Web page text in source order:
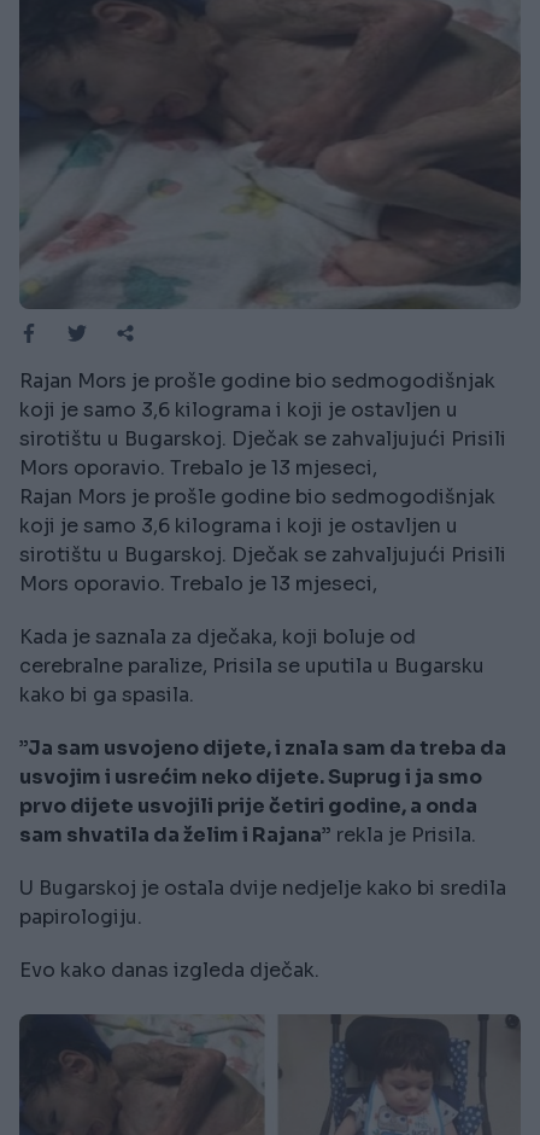
Rajan Mors je prošle godine bio sedmogodišnjak
koji je samo 3,6 kilograma i koji je ostavljen u
sirotištu u Bugarskoj. Dječak se zahvaljujući Prisili
Mors oporavio. Trebalo je 13 mjeseci,
Rajan Mors je prošle godine bio sedmogodišnjak
koji je samo 3,6 kilograma i koji je ostavljen u
sirotištu u Bugarskoj. Dječak se zahvaljujući Prisili
Mors oporavio. Trebalo je 13 mjeseci,
Kada je saznala za dječaka, koji boluje od
cerebralne paralize, Prisila se uputila u Bugarsku
kako bi ga spasila.
”Ja sam usvojeno dijete, i znala sam da treba da
usvojim i usrećim neko dijete. Suprug i ja smo
prvo dijete usvojili prije četiri godine, a onda
sam shvatila da želim i Rajana” rekla je Prisila.
U Bugarskoj je ostala dvije nedjelje kako bi sredila
papirologiju.
Evo kako danas izgleda dječak.